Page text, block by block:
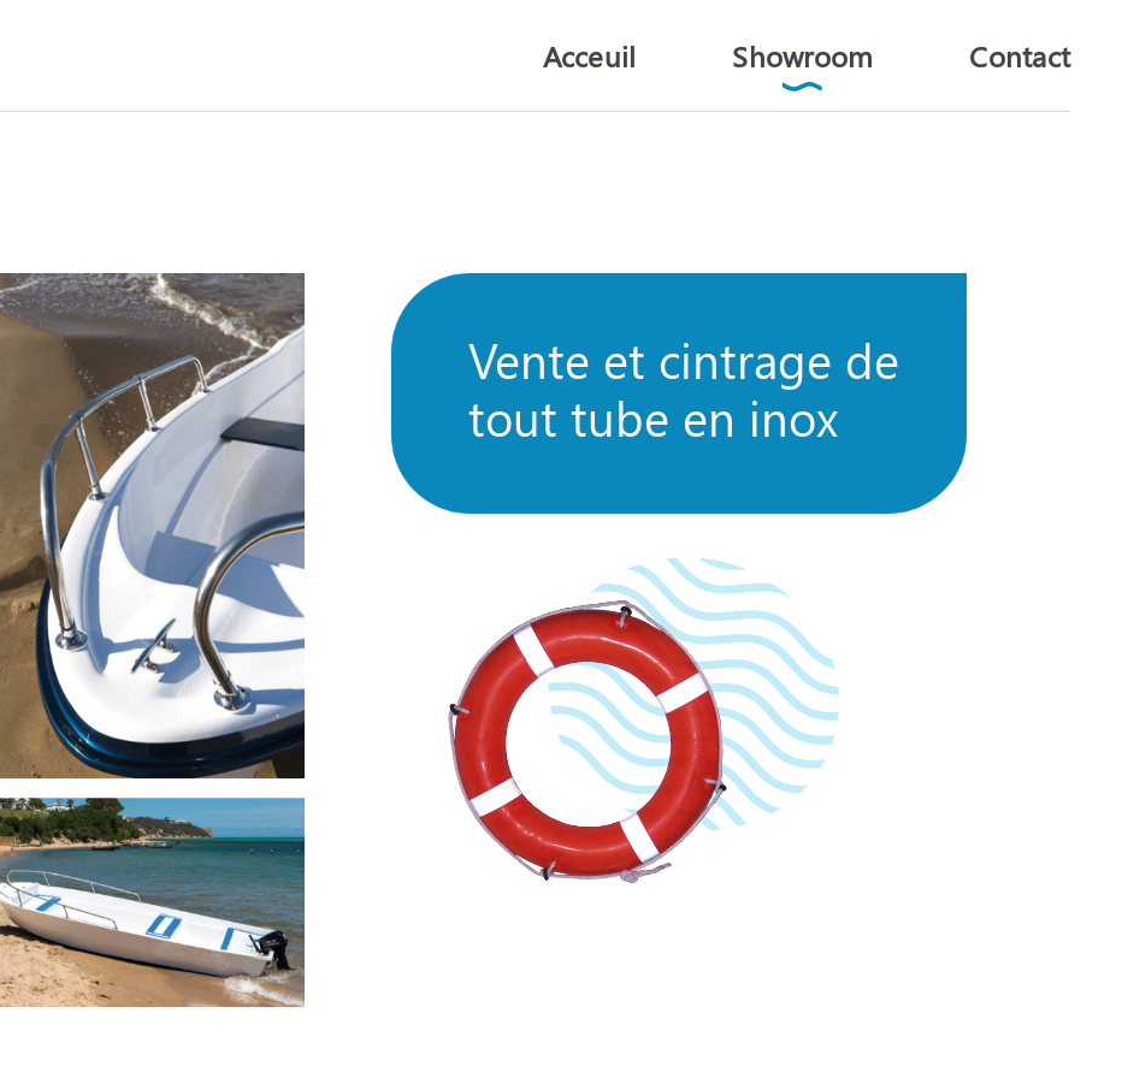
Acceuil Showroom Contact
Vente et cintrage de
tout tube en inox